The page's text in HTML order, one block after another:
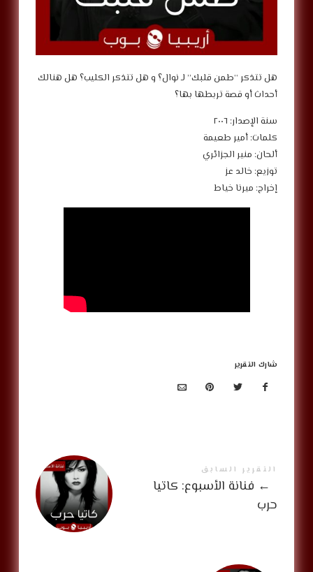
هل تتذكر “طمن قلبك” لـ نوال؟ و هل تتذكر الكليب؟ هل هنالك
أحداث أو قصة تربطها بها؟
سنة الإصدار: ٢٠٠٦
كلمات: أمير طعيمة
ألحان: منير الجزائري
توزيع: خالد عز
إخراج: ميرنا خياط
شارك التقرير
التقرير السابق
← فنانة الأسبوع: كاتيا
حرب